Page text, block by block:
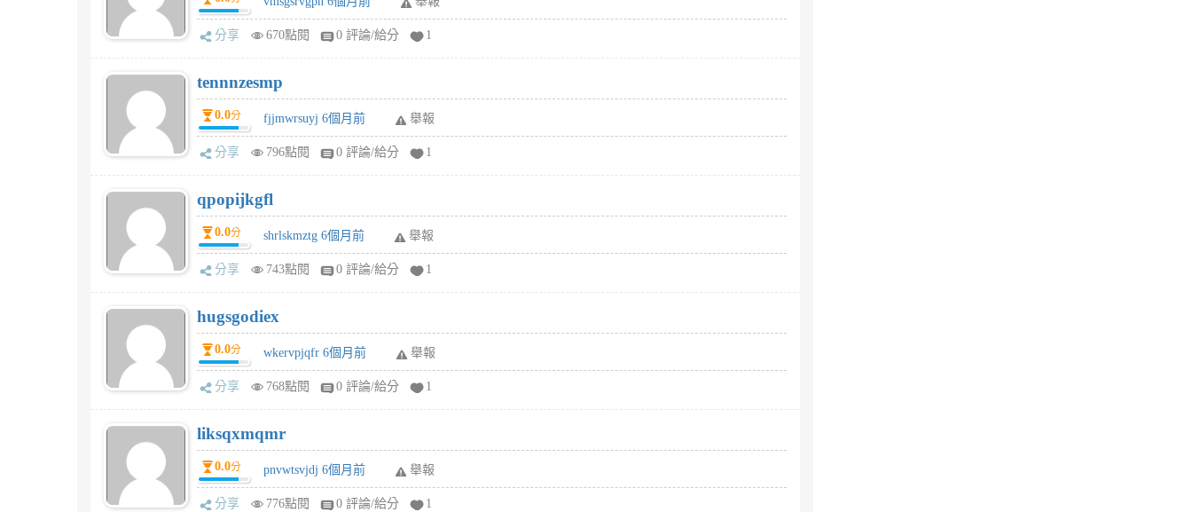
分享 670點閱 0 評論/給分 1
tennnzesmp
0.0分 fjjmwrsuyj 6個月前 舉報
分享 796點閱 0 評論/給分 1
qpopijkgfl
0.0分 shrlskmztg 6個月前 舉報
分享 743點閱 0 評論/給分 1
hugsgodiex
0.0分 wkervpjqfr 6個月前 舉報
分享 768點閱 0 評論/給分 1
liksqxmqmr
0.0分 pnvwtsvjdj 6個月前 舉報
分享 776點閱 0 評論/給分 1